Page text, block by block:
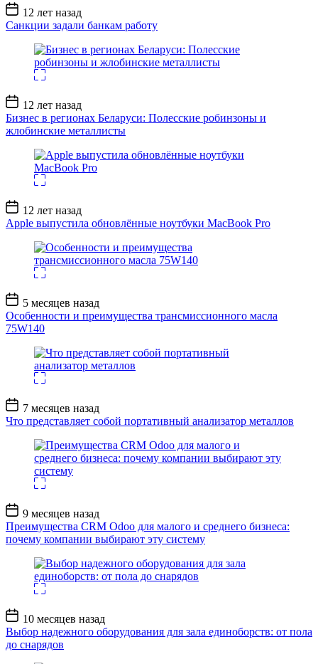
Дата
записи
12 лет назад
Санкции задали банкам работу
Дата
записи
12 лет назад
Бизнес в регионах Беларуси: Полесские робинзоны и
жлобинские металлисты
Дата
записи
12 лет назад
Apple выпустила обновлённые ноутбуки MacBook Pro
Дата
записи
5 месяцев назад
Особенности и преимущества трансмиссионного масла
75W140
Дата
записи
7 месяцев назад
Что представляет собой портативный анализатор металлов
Дата
записи
9 месяцев назад
Преимущества CRM Odoo для малого и среднего бизнеса:
почему компании выбирают эту систему
Дата
записи
10 месяцев назад
Выбор надежного оборудования для зала единоборств: от пола
до снарядов